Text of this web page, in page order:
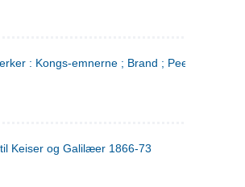
: Kongs-emnerne ; Brand ; Peer Gynt. 2
Keiser og Galilæer 1866-73